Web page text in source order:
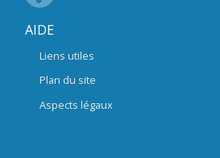
AIDE
Liens utiles
Plan du site
Aspects légaux